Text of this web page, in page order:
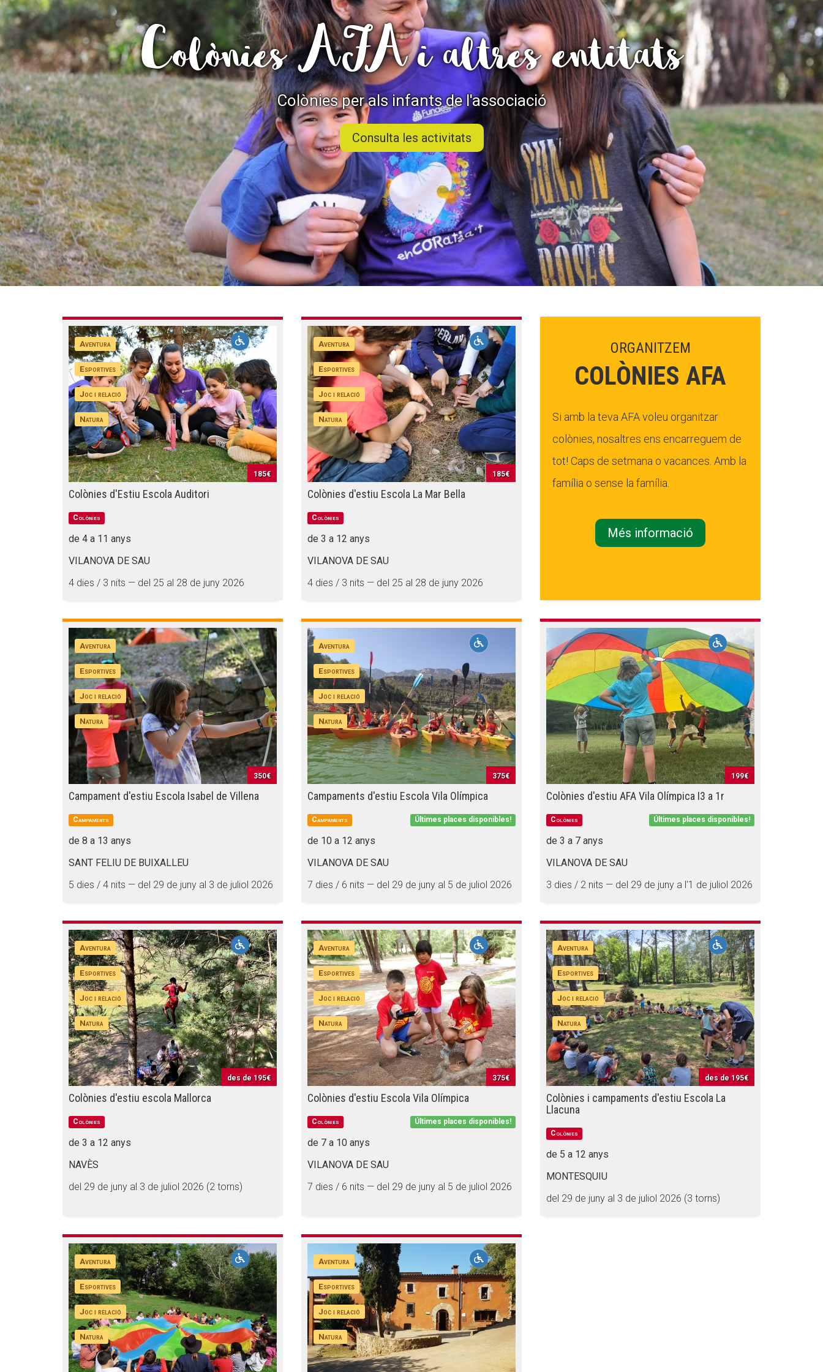
Colònies AFA i altres entitats
Colònies per als infants de l'associació
Consulta les activitats
Aventura
Esportives
Joc i relació
Natura
185€
Colònies d'Estiu Escola Auditori
Colònies
de 4 a 11 anys
VILANOVA DE SAU
4 dies / 3 nits — del 25 al 28 de juny 2026
Aventura
Esportives
Joc i relació
Natura
185€
Colònies d'estiu Escola La Mar Bella
Colònies
de 3 a 12 anys
VILANOVA DE SAU
4 dies / 3 nits — del 25 al 28 de juny 2026
ORGANITZEM
COLÒNIES AFA
Si amb la teva AFA voleu organitzar
colònies, nosaltres ens encarreguem de
tot! Caps de setmana o vacances. Amb la
família o sense la família.
Més informació
Aventura
Esportives
Joc i relació
Natura
350€
Campament d'estiu Escola Isabel de Villena
Campaments
de 8 a 13 anys
SANT FELIU DE BUIXALLEU
5 dies / 4 nits — del 29 de juny al 3 de juliol 2026
Aventura
Esportives
Joc i relació
Natura
375€
Campaments d'estiu Escola Vila Olímpica
Últimes places disponibles!
Campaments
de 10 a 12 anys
VILANOVA DE SAU
7 dies / 6 nits — del 29 de juny al 5 de juliol 2026
199€
Colònies d'estiu AFA Vila Olímpica I3 a 1r
Últimes places disponibles!
Colònies
de 3 a 7 anys
VILANOVA DE SAU
3 dies / 2 nits — del 29 de juny a l'1 de juliol 2026
Aventura
Esportives
Joc i relació
Natura
des de 195€
Colònies d'estiu escola Mallorca
Colònies
de 3 a 12 anys
NAVÈS
del 29 de juny al 3 de juliol 2026 (2 torns)
Aventura
Esportives
Joc i relació
Natura
375€
Colònies d'estiu Escola Vila Olímpica
Últimes places disponibles!
Colònies
de 7 a 10 anys
VILANOVA DE SAU
7 dies / 6 nits — del 29 de juny al 5 de juliol 2026
Aventura
Esportives
Joc i relació
Natura
des de 195€
Colònies i campaments d'estiu Escola La
Llacuna
Colònies
de 5 a 12 anys
MONTESQUIU
del 29 de juny al 3 de juliol 2026 (3 torns)
Aventura
Esportives
Joc i relació
Natura
Aventura
Esportives
Joc i relació
Natura
L'equip
Missió i valors
Els comptes clars
Memòria d'activitats
Proposta educativa
Butlletins
Diari de la Fundació
Fundesplai als mitjans
Xarxes socials
Fes un donatiu
Treballa amb nosaltres